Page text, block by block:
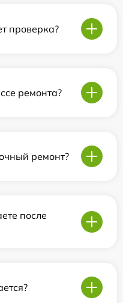
проверка?
ремонта?
ремонт?
после